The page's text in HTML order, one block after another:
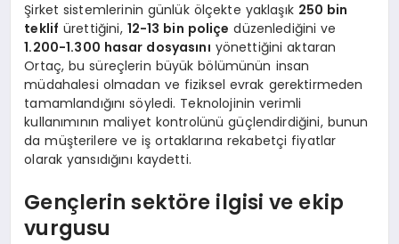
Şirket sistemlerinin günlük ölçekte yaklaşık 250 bin
teklif ürettiğini, 12-13 bin poliçe düzenlediğini ve
1.200-1.300 hasar dosyasını yönettiğini aktaran
Ortaç, bu süreçlerin büyük bölümünün insan
müdahalesi olmadan ve fiziksel evrak gerektirmeden
tamamlandığını söyledi. Teknolojinin verimli
kullanımının maliyet kontrolünü güçlendirdiğini, bunun
da müşterilere ve iş ortaklarına rekabetçi fiyatlar
olarak yansıdığını kaydetti.
Gençlerin sektöre ilgisi ve ekip
vurgusu